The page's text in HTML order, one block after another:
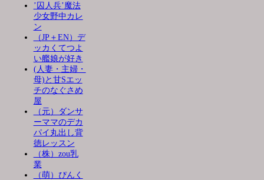
’囚人兵’魔法
少女野中カレ
ン
（JP＋EN）デ
ッカくてつよ
い艦娘が好き
(人妻・主婦・
母)と甘Sエッ
チのなぐさめ
屋
（元）ダンサ
ーママのデカ
パイ丸出し背
徳レッスン
（株）zou乳
業
（萌）ぴんく